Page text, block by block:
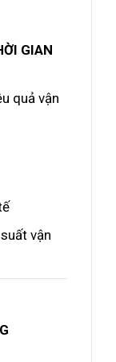
GIAN
quả vận
vận